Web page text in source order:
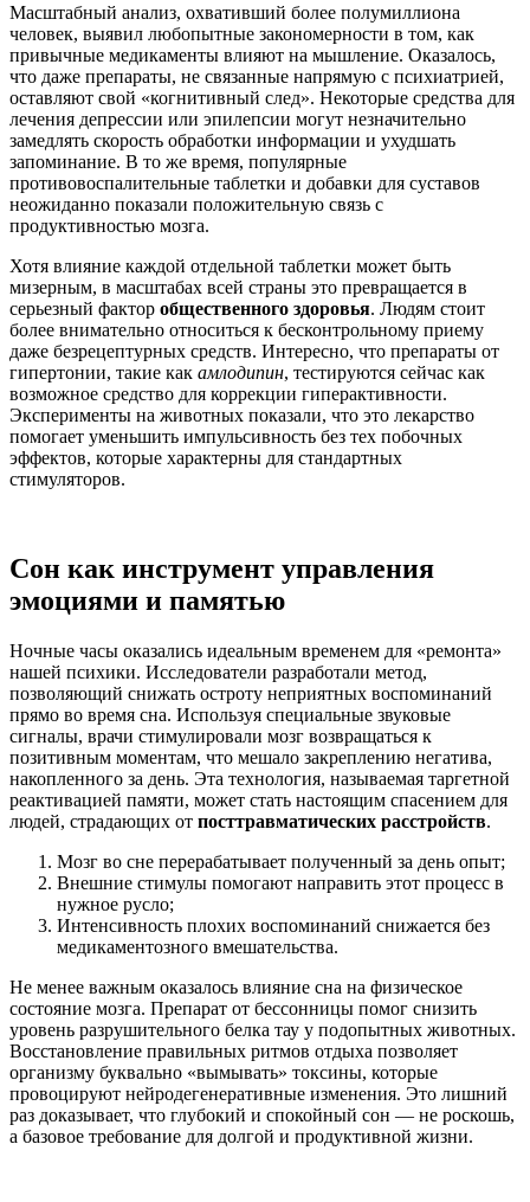
Масштабный анализ, охвативший более полумиллиона
человек, выявил любопытные закономерности в том, как
привычные медикаменты влияют на мышление. Оказалось,
что даже препараты, не связанные напрямую с психиатрией,
оставляют свой «когнитивный след». Некоторые средства для
лечения депрессии или эпилепсии могут незначительно
замедлять скорость обработки информации и ухудшать
запоминание. В то же время, популярные
противовоспалительные таблетки и добавки для суставов
неожиданно показали положительную связь с
продуктивностью мозга.
Хотя влияние каждой отдельной таблетки может быть
мизерным, в масштабах всей страны это превращается в
серьезный фактор общественного здоровья. Людям стоит
более внимательно относиться к бесконтрольному приему
даже безрецептурных средств. Интересно, что препараты от
гипертонии, такие как амлодипин, тестируются сейчас как
возможное средство для коррекции гиперактивности.
Эксперименты на животных показали, что это лекарство
помогает уменьшить импульсивность без тех побочных
эффектов, которые характерны для стандартных
стимуляторов.
Сон как инструмент управления
эмоциями и памятью
Ночные часы оказались идеальным временем для «ремонта»
нашей психики. Исследователи разработали метод,
позволяющий снижать остроту неприятных воспоминаний
прямо во время сна. Используя специальные звуковые
сигналы, врачи стимулировали мозг возвращаться к
позитивным моментам, что мешало закреплению негатива,
накопленного за день. Эта технология, называемая таргетной
реактивацией памяти, может стать настоящим спасением для
людей, страдающих от посттравматических расстройств.
Мозг во сне перерабатывает полученный за день опыт;
Внешние стимулы помогают направить этот процесс в
нужное русло;
Интенсивность плохих воспоминаний снижается без
медикаментозного вмешательства.
Не менее важным оказалось влияние сна на физическое
состояние мозга. Препарат от бессонницы помог снизить
уровень разрушительного белка тау у подопытных животных.
Восстановление правильных ритмов отдыха позволяет
организму буквально «вымывать» токсины, которые
провоцируют нейродегенеративные изменения. Это лишний
раз доказывает, что глубокий и спокойный сон — не роскошь,
а базовое требование для долгой и продуктивной жизни.